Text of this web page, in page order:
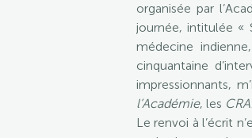
organisée par
journée, intitulée «
médecine
cinquantaine
impressionnants,
l’Académie, les
Le renvoi à l’écrit